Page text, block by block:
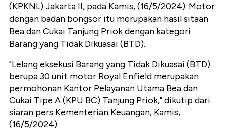
(KPKNL) Jakarta II, pada Kamis, (16/5/2024). Motor
dengan badan bongsor itu merupakan hasil sitaan
Bea dan Cukai Tanjung Priok dengan kategori
Barang yang Tidak Dikuasai (BTD).
"Lelang eksekusi Barang yang Tidak Dikuasai (BTD)
berupa 30 unit motor Royal Enfield merupakan
permohonan Kantor Pelayanan Utama Bea dan
Cukai Tipe A (KPU BC) Tanjung Priok," dikutip dari
siaran pers Kementerian Keuangan, Kamis,
(16/5/2024).